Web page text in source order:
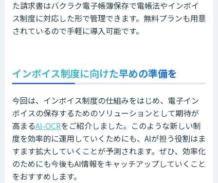
た請求書はバクラク電子帳簿保存で電帳法やインボイ
ス制度に対応した形で管理できます。無料プランも用意
されているので手軽に導入可能です。
インボイス制度に向けた早めの準備を
今回は、インボイス制度の仕組みをはじめ、電子イン
ボイスの保存するためのソリューションとして期待が
高まるAI-OCRをご紹介しました。このような新しい制
度を効率的に運用していくためにも、AIが担う役割はま
すます拡大していくことが予測されます。ぜひ、効率化
のためにも今後もAI情報をキャッチアップしていくこと
をおすすめします。